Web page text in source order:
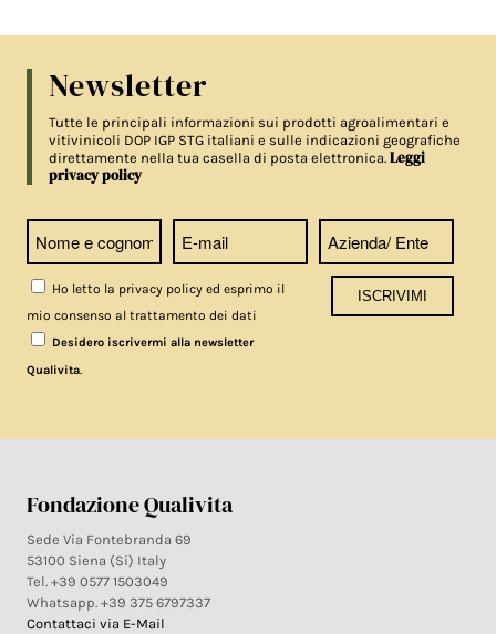
Newsletter
Tutte le principali informazioni sui prodotti agroalimentari e
vitivinicoli DOP IGP STG italiani e sulle indicazioni geografiche
direttamente nella tua casella di posta elettronica.Leggi
privacy policy
Ho letto la privacy policy ed esprimo il
mio consenso al trattamento dei dati
Desidero iscrivermi alla newsletter
Qualivita.
Fondazione Qualivita
Sede Via Fontebranda 69
53100 Siena (Si) Italy
Tel. +39 0577 1503049
Whatsapp. +39 375 6797337
Contattaci via E-Mail